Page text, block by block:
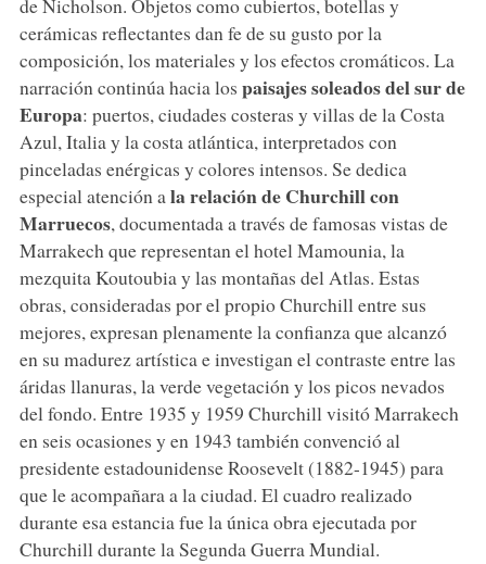
de Nicholson. Objetos como cubiertos, botellas y
cerámicas reflectantes dan fe de su gusto por la
composición, los materiales y los efectos cromáticos. La
narración continúa hacia los paisajes soleadosdel sur de
Europa: puertos, ciudades costeras y villas de la Costa
Azul, Italia y la costa atlántica, interpretados con
pinceladas enérgicas y colores intensos. Se dedica
especial atención ala relación de Churchill con
Marruecos, documentada a través de famosas vistas de
Marrakech que representan el hotel Mamounia, la
mezquita Koutoubia y las montañas del Atlas. Estas
obras, consideradas por el propio Churchill entre sus
mejores, expresan plenamente la confianza que alcanzó
en su madurez artística e investigan el contraste entre las
áridas llanuras, la verde vegetación y los picos nevados
del fondo. Entre 1935 y 1959 Churchill visitó Marrakech
en seis ocasiones y en 1943 también convenció al
presidente estadounidense Roosevelt (1882-1945) para
que le acompañara a la ciudad. El cuadro realizado
durante esa estancia fue la única obra ejecutada por
Churchill durante la Segunda Guerra Mundial.